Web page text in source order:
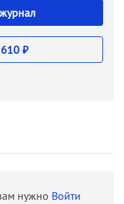
610 ₽
нужно Войти